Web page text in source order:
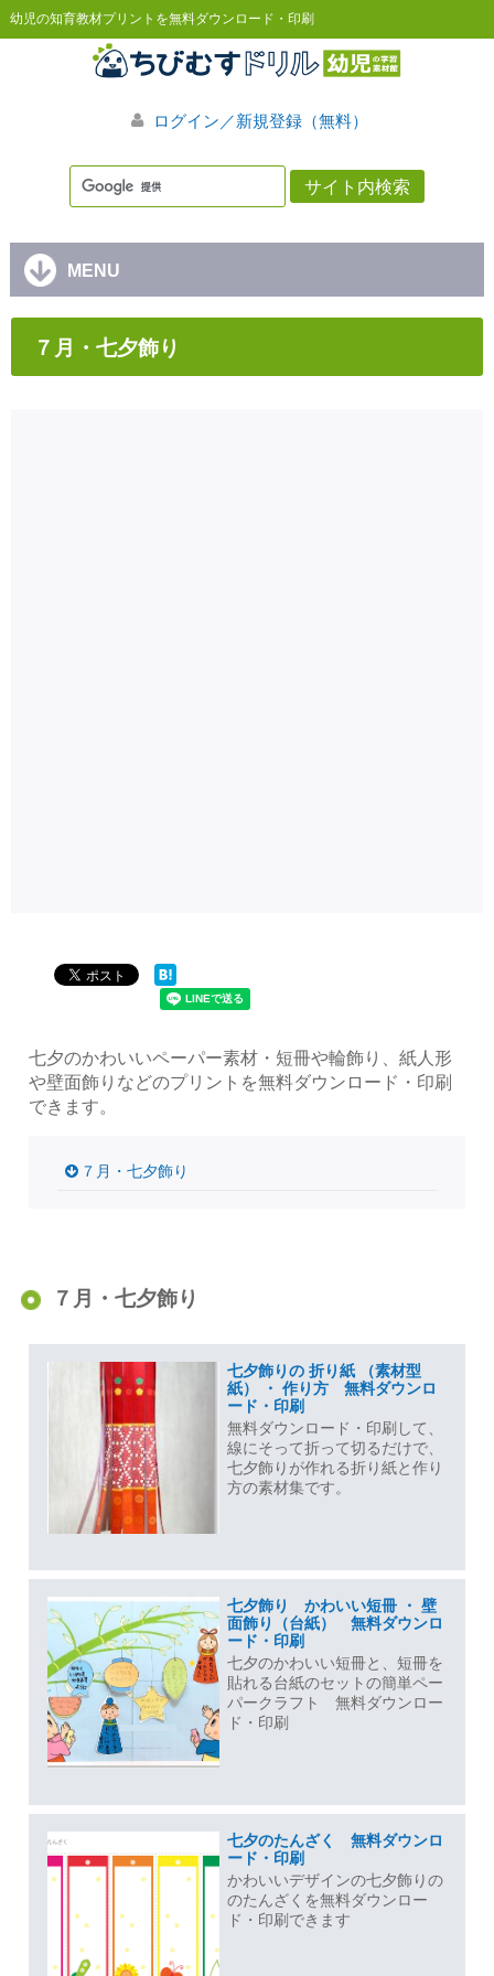
幼児の知育教材プリントを無料ダウンロード・印刷
ログイン／新規登録（無料）
MENU
７月・七夕飾り
七夕のかわいいペーパー素材・短冊や輪飾り、紙人形
や壁面飾りなどのプリントを無料ダウンロード・印刷
できます。
７月・七夕飾り
７月・七夕飾り
七夕飾りの 折り紙 （素材型
紙） ・ 作り方 無料ダウンロ
ード・印刷
無料ダウンロード・印刷して、
線にそって折って切るだけで、
七夕飾りが作れる折り紙と作り
方の素材集です。
七夕飾り かわいい短冊 ・ 壁
面飾り（台紙） 無料ダウンロ
ード・印刷
七夕のかわいい短冊と、短冊を
貼れる台紙のセットの簡単ペー
パークラフト 無料ダウンロー
ド・印刷
七夕のたんざく 無料ダウンロ
ード・印刷
かわいいデザインの七夕飾りの
のたんざくを無料ダウンロー
ド・印刷できます